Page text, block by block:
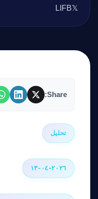
𝕏
FB
LI
Share:
تحليل
٢٠٢٦-٠٤-١٣